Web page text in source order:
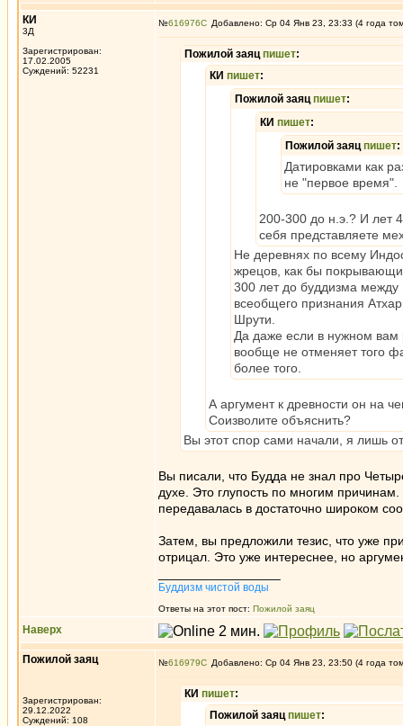
КИ
3Д
Зарегистрирован:
17.02.2005
Суждений: 52231
№616976 Добавлено: Ср 04 Янв 23, 23:33 (4 года
Пожилой заяцпишет:
КИ пишет:
Пожилой заяцпишет:
КИ пишет:
Пожилой заяцпишет:
Датировками как
не "первое время".
200-300 до н.э.? И лет
себя представляете
Не деревнях по всему
жрецов, как бы
300 лет до буддизма
всеобщего признания
Шрути.
Да даже если в нужном вам
вообще не отменяет того
более того.
А аргумент к древности он на
Соизволите объяснить?
Вы этот спор сами начали, я лишь
Вы писали, что Будда не знал про
духе. Это глупость по многим
передавалась в достаточно широком
Затем, вы предложили тезис, что уже
отрицал. Это уже интереснее, но
Буддизм чистой воды
Ответы на этот пост: Пожилой заяц
Наверх
Пожилой заяц
Зарегистрирован:
29.12.2022
Суждений: 108
№616979 Добавлено: Ср 04 Янв 23, 23:50 (4 года
КИ пишет:
Пожилой заяцпишет: